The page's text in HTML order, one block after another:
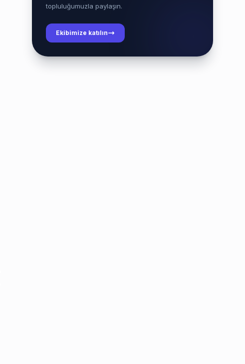
topluluğumuzla paylaşın.
Ekibimize katılın